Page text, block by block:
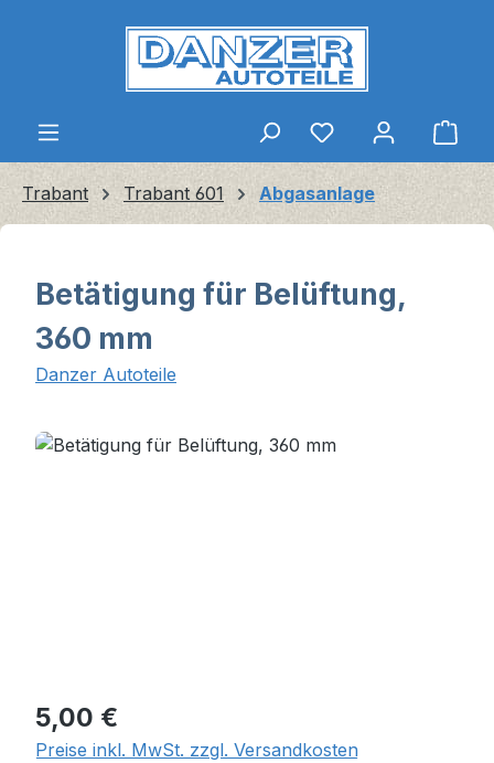
Zum Hauptinhalt springen
Trabant Trabant 601 Abgasanlage
Betätigung für Belüftung,
360 mm
Danzer Autoteile
Bildergalerie überspringen
Regulärer Preis:
5,00 €
Preise inkl. MwSt. zzgl. Versandkosten